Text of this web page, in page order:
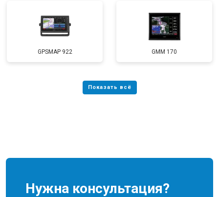
GPSMAP 922 GMM 170
Нужна консультация?